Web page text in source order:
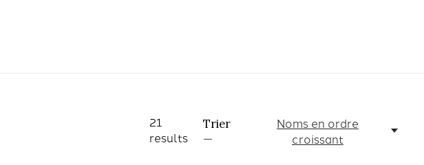
21
results
Trier
—
Noms en ordre
croissant